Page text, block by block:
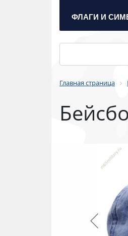
ФЛАГИ И
Главная страница